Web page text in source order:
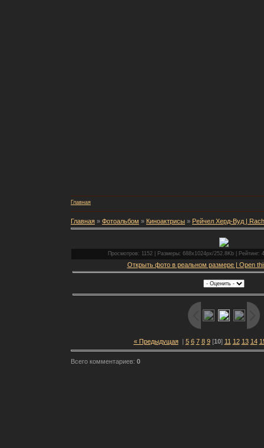
Главная
Главная » Фотоальбом » Киноактрисы » Рейчел Херд-Вуд |
Просмотров: 1152 | Размеры: 688x1024px/252.8Kb | Рейтинг:
Открыть фото в реальном размере | Open
« Предыдущая| 5 6 7 8 9[10] 11 12 13 14
Всего комментариев: 0